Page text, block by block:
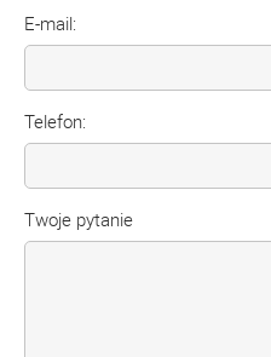
E-mail:
Telefon:
Twoje pytanie